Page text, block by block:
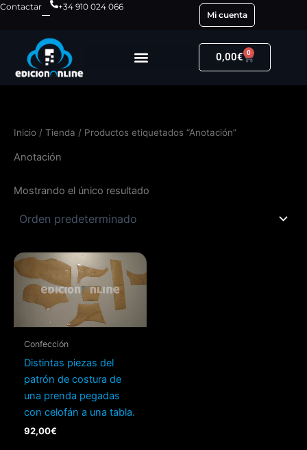
Ir
contenido
Contactar
+34 910 024 066
Mi cuenta
0,00€ 0
Carrito
Inicio / Tienda / Productos etiquetados “Anotación”
Anotación
Mostrando el único resultado
Confección
Distintas piezas del
patrón de costura de
una prenda pegadas
con celofán a una tabla.
92,00€